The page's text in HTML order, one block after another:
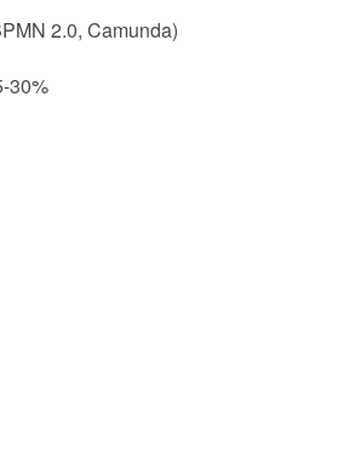
2.0, Camunda)
30%